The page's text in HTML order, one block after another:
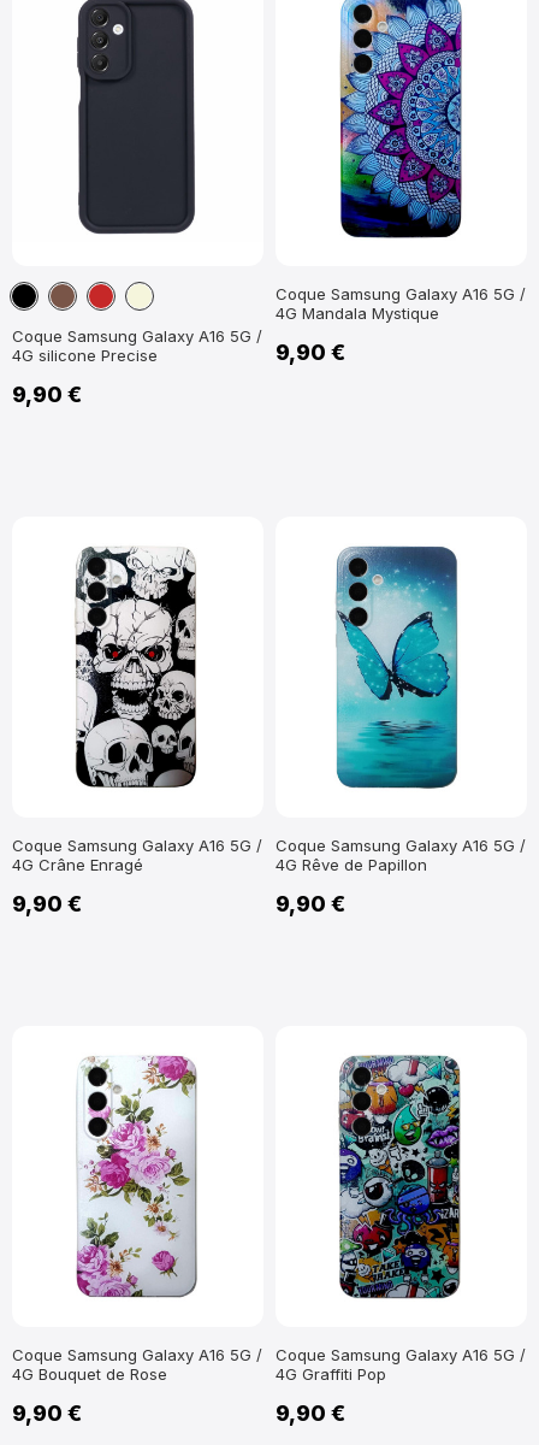
NoirMarronRouge
Beige
Coque Samsung Galaxy A16 5G /
4G silicone Precise
9,90 €
Coque Samsung Galaxy A16 5G /
4G Mandala Mystique
9,90 €
Coque Samsung Galaxy A16 5G /
4G Crâne Enragé
9,90 €
Coque Samsung Galaxy A16 5G /
4G Rêve de Papillon
9,90 €
Coque Samsung Galaxy A16 5G /
4G Bouquet de Rose
9,90 €
Coque Samsung Galaxy A16 5G /
4G Graffiti Pop
9,90 €